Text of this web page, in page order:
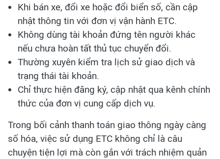
Khi bán xe, đổi xe hoặc đổi biển số, cần cập
nhật thông tin với đơn vị vận hành ETC.
Không dùng tài khoản đứng tên người khác
nếu chưa hoàn tất thủ tục chuyển đổi.
Thường xuyên kiểm tra lịch sử giao dịch và
trạng thái tài khoản.
Chỉ thực hiện đăng ký, cập nhật qua kênh chính
thức của đơn vị cung cấp dịch vụ.
Trong bối cảnh thanh toán giao thông ngày càng
số hóa, việc sử dụng ETC không chỉ là câu
chuyện tiện lợi mà còn gắn với trách nhiệm quản